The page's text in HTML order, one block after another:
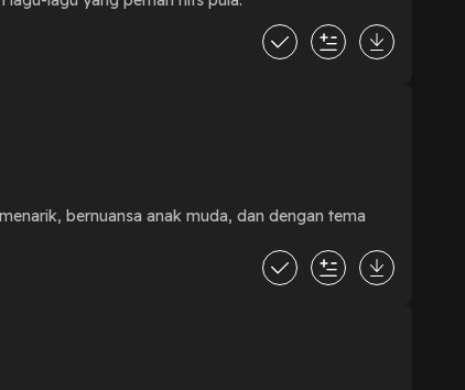
bernuansa anak muda, dan dengan tema